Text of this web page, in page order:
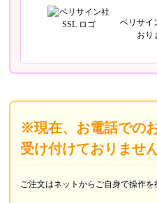
ベリサイ
おり
※現在、お電話での
受け付けておりません
ご注文はネットからご自身で操作を